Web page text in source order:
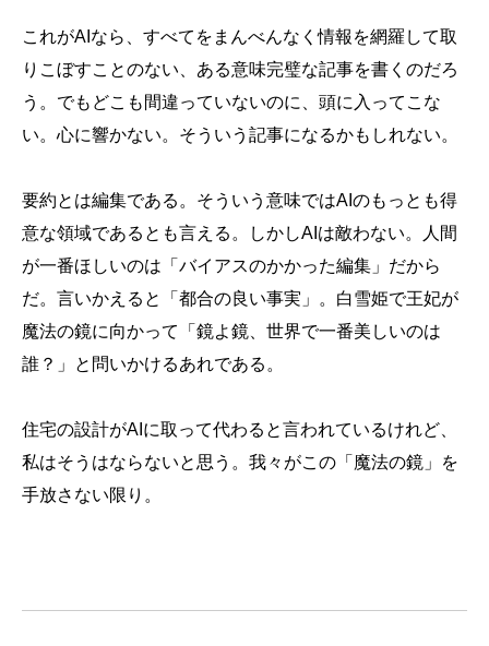
これがAIなら、すべてをまんべんなく情報を網羅して取
りこぼすことのない、ある意味完璧な記事を書くのだろ
う。でもどこも間違っていないのに、頭に入ってこな
い。心に響かない。そういう記事になるかもしれない。
要約とは編集である。そういう意味ではAIのもっとも得
意な領域であるとも言える。しかしAIは敵わない。人間
が一番ほしいのは「バイアスのかかった編集」だから
だ。言いかえると「都合の良い事実」。白雪姫で王妃が
魔法の鏡に向かって「鏡よ鏡、世界で一番美しいのは
誰？」と問いかけるあれである。
住宅の設計がAIに取って代わると言われているけれど、
私はそうはならないと思う。我々がこの「魔法の鏡」を
手放さない限り。